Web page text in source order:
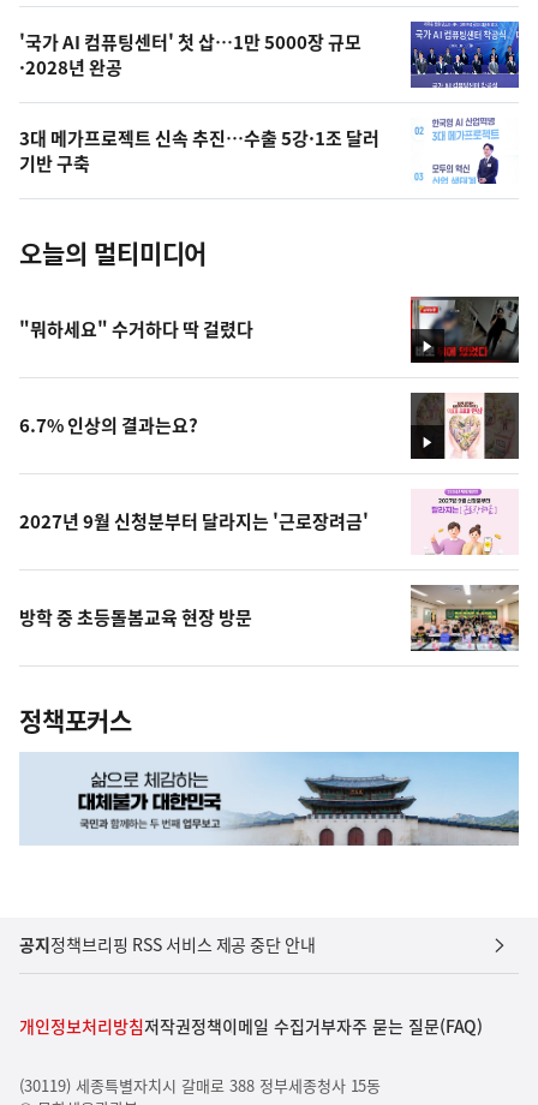
오
늘
의
사
진
'국가 AI 컴퓨팅센터' 첫 삽…1만 5000장 규모
·2028년 완공
3대 메가프로젝트 신속 추진…수출 5강·1조 달러
기반 구축
오늘의 멀티미디어
영
상
"뭐하세요" 수거하다 딱 걸렸다
영
상
6.7% 인상의 결과는요?
2027년 9월 신청분부터 달라지는 '근로장려금'
방학 중 초등돌봄교육 현장 방문
정책포커스
공지정책브리핑 RSS 서비스 제공 중단 안내
개인정보처리방침저작권정책이메일 수집거부자주 묻는 질문(FAQ)
(30119) 세종특별자치시 갈매로 388 정부세종청사 15동